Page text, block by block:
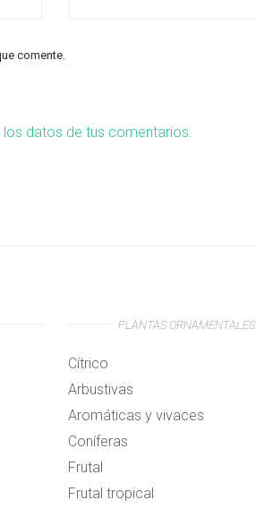
comente.
datos de tus comentarios.
PLANTAS ORNAMENTALES
Cítrico
Arbustivas
Aromáticas y vivaces
Coníferas
Frutal
Frutal tropical